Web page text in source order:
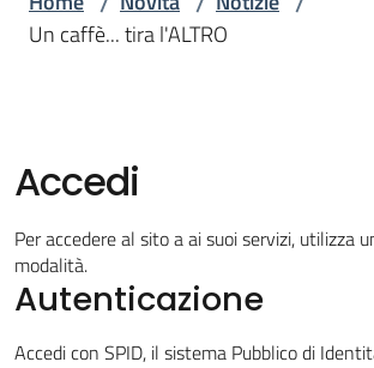
Servizi
Vivere
Un caffè... tira l'ALTRO
Accedi
Per accedere al sito a ai suoi servizi, utilizza
modalità.
Autenticazione
Accedi con SPID, il sistema Pubblico di